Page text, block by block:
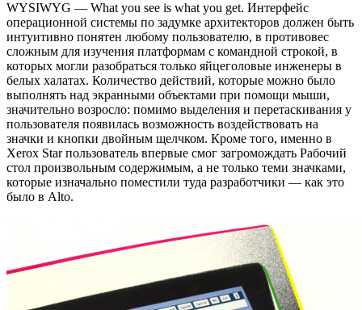
WYSIWYG — What you see is what you get. Интерфейс
операционной системы по задумке архитекторов должен быть
интуитивно понятен любому пользователю, в противовес
сложным для изучения платформам с командной строкой, в
которых могли разобраться только яйцеголовые инженеры в
белых халатах. Количество действий, которые можно было
выполнять над экранными объектами при помощи мыши,
значительно возросло: помимо выделения и перетаскивания у
пользователя появилась возможность воздействовать на
значки и кнопки двойным щелчком. Кроме того, именно в
Xerox Star пользователь впервые смог загромождать Рабочий
стол произвольным содержимым, а не только теми значками,
которые изначально поместили туда разработчики — как это
было в Alto.